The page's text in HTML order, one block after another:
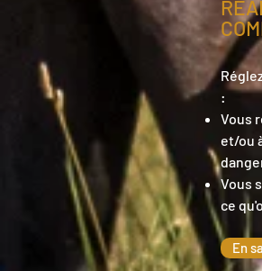
:
Vous
et/ou
Vous
ce
En